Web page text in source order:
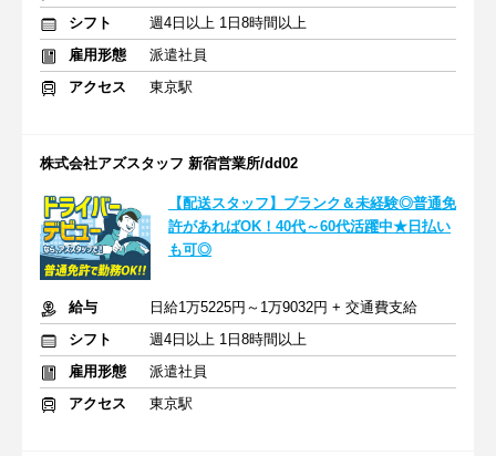
シフト
週4日以上 1日8時間以上
雇用形態
派遣社員
アクセス
東京駅
株式会社アズスタッフ 新宿営業所/dd02
【配送スタッフ】ブランク＆未経験◎普通免
許があればOK！40代～60代活躍中★日払い
も可◎
給与
日給1万5225円～1万9032円 + 交通費支給
シフト
週4日以上 1日8時間以上
雇用形態
派遣社員
アクセス
東京駅